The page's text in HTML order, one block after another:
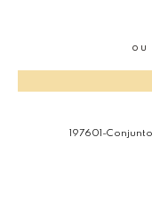
ou
197601-